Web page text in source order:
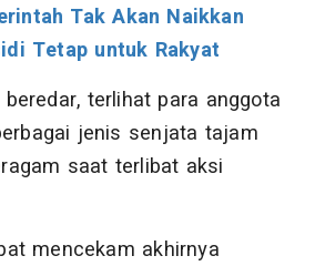
Tak Akan Naikkan
Tetap untuk Rakyat
terlihat para anggota
jenis senjata tajam
saat terlibat aksi
mencekam akhirnya